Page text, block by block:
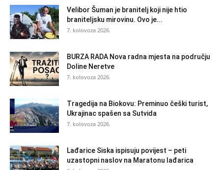
Velibor Šuman je branitelj koji nije htio
braniteljsku mirovinu. Ovo je...
7. kolovoza 2026.
BURZA RADA Nova radna mjesta na području
Doline Neretve
7. kolovoza 2026.
Tragedija na Biokovu: Preminuo češki turist,
Ukrajinac spašen sa Sutvida
7. kolovoza 2026.
Lađarice Siska ispisuju povijest – peti
uzastopni naslov na Maratonu lađarica